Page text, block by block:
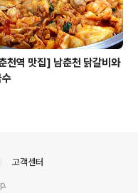
천역 맛집] 남춘천 닭갈비와
수
고객센터